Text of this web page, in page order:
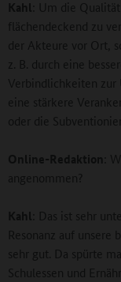
Kahl : Um die
flächendeckend zu
der Akteure vor Ort,
z. B. durch eine
Verbindlichkeiten zur
eine stärkere
oder die
Online-Redaktion :
angenommen?
Kahl : Das ist sehr
Resonanz auf unsere
sehr gut. Da spürte
Schulessen und